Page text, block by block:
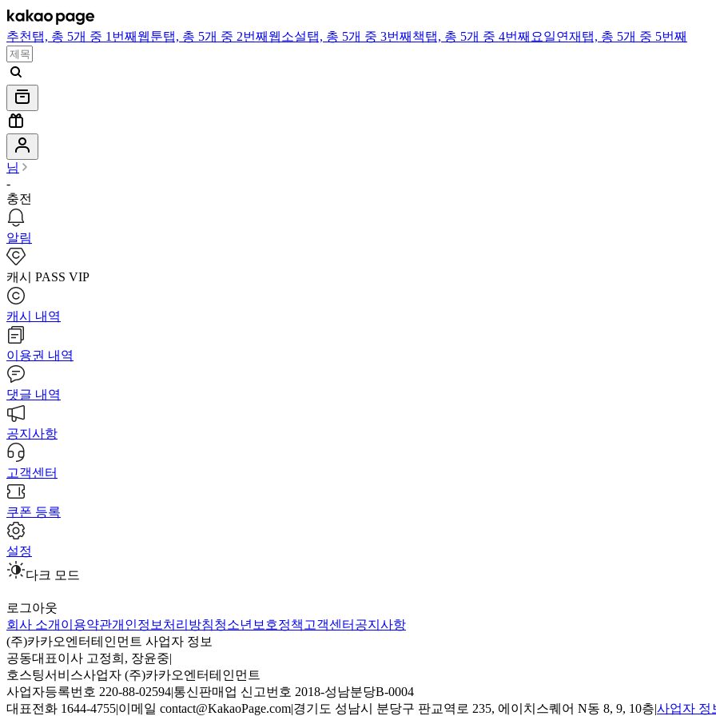
추천 탭, 총 5개 중 1번째 웹툰탭, 총 5개 중 2번째 웹소설탭, 총 5개 중 3번째 책탭, 총 5개 중 4번째 요일연재 탭, 총 5개 중 5번째
님
-
충전
알림
캐시 PASS VIP
캐시 내역
이용권 내역
댓글 내역
공지사항
고객센터
쿠폰 등록
설정
다크 모드
로그아웃
회사 소개 이용약관개인정보처리방침청소년보호정책 고객센터 공지사항
(주)카카오엔터테인먼트 사업자 정보
공동대표이사 고정희, 장윤중|
호스팅서비스사업자 (주)카카오엔터테인먼트
사업자등록번호 220-88-02594|통신판매업 신고번호 2018-성남분당B-0004
대표전화 1644-4755|이메일 contact@KakaoPage.com|경기도 성남시 분당구 판교역로 235, 에이치스퀘어 N동 8, 9, 10층|사업자 정